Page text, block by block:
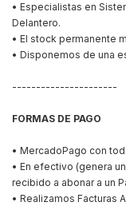
• Especialistas en
Delantero.
• El stock permanente
• Disponemos de una
----------------------
FORMAS DE PAGO
• MercadoPago con
• En efectivo (genera
recibido a abonar a un
• Realizamos Facturas